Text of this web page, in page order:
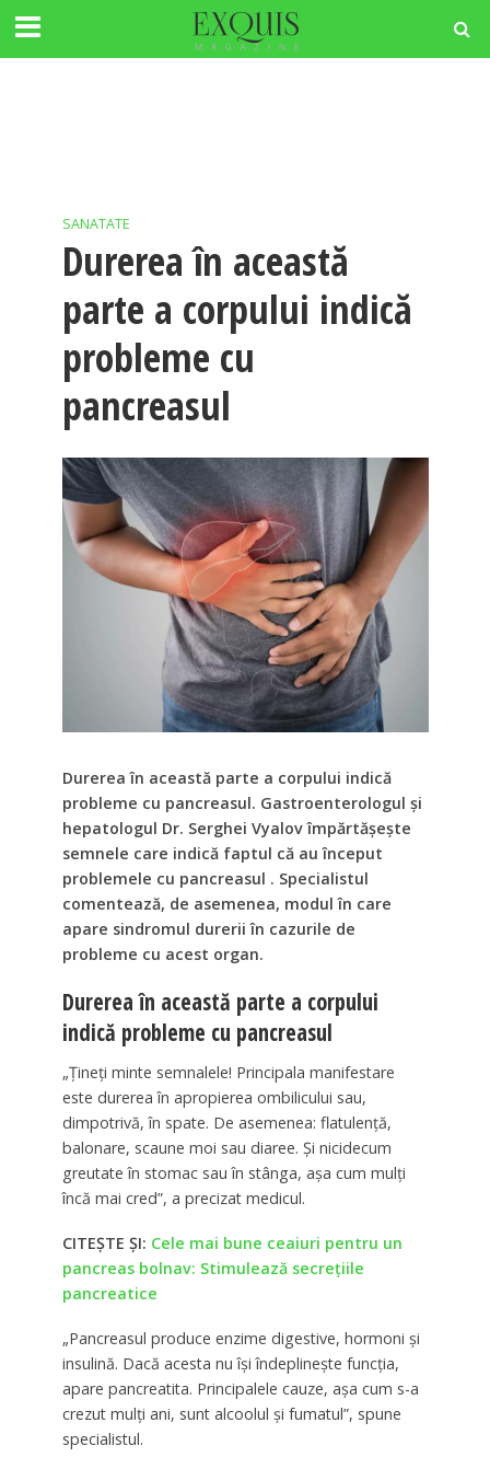
SANATATE
Durerea în această
parte a corpului indică
probleme cu
pancreasul
Durerea în această parte a corpului indică
probleme cu pancreasul. Gastroenterologul și
hepatologul Dr. Serghei Vyalov împărtășește
semnele care indică faptul că au început
problemele cu pancreasul . Specialistul
comentează, de asemenea, modul în care
apare sindromul durerii în cazurile de
probleme cu acest organ.
Durerea în această parte a corpului
indică probleme cu pancreasul
„Țineți minte semnalele! Principala manifestare
este durerea în apropierea ombilicului sau,
dimpotrivă, în spate. De asemenea: flatulență,
balonare, scaune moi sau diaree. Și nicidecum
greutate în stomac sau în stânga, așa cum mulți
încă mai cred”, a precizat medicul.
CITEȘTE ȘI: Cele mai bune ceaiuri pentru un
pancreas bolnav: Stimulează secrețiile
pancreatice
„Pancreasul produce enzime digestive, hormoni și
insulină. Dacă acesta nu își îndeplinește funcția,
apare pancreatita. Principalele cauze, așa cum s-a
crezut mulți ani, sunt alcoolul și fumatul”, spune
specialistul.